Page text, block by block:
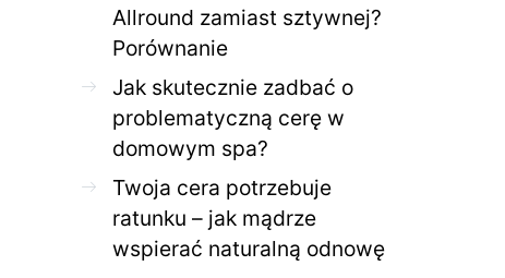
Allround zamiast sztywnej?
Porównanie
Jak skutecznie zadbać o
problematyczną cerę w
domowym spa?
Twoja cera potrzebuje
ratunku – jak mądrze
wspierać naturalną odnowę